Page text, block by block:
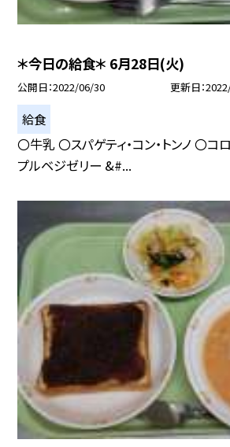
＊今日の給食＊ 6月28日(火)
公開日 2022/06/30 更新日
給食
〇牛乳 〇スパゲティ・コン・トンノ 〇コ
プルベジゼリー &#...